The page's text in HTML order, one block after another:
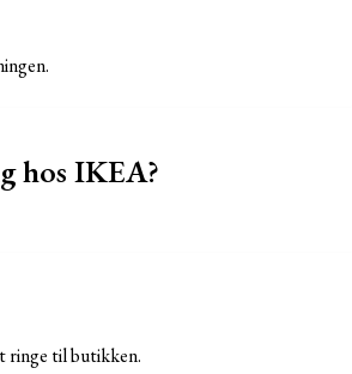
hos IKEA?
ringe til butikken.